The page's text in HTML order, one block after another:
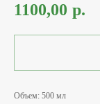
1100,00 р.
Объем: 500 мл